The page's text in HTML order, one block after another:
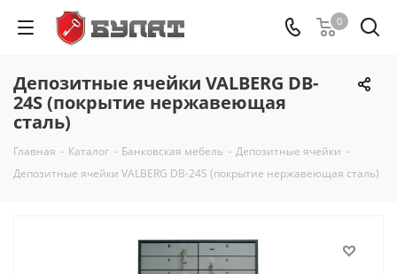
0
Депозитные ячейки VALBERG DB-
24S (покрытие нержавеющая
сталь)
Главная - Каталог - Банковская мебель - Депозитные ячейки -
Депозитные ячейки VALBERG DB-24S (покрытие нержавеющая сталь)